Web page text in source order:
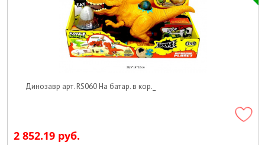
Динозавр арт. RS060 На батар. в кор._
2 852.19 руб.